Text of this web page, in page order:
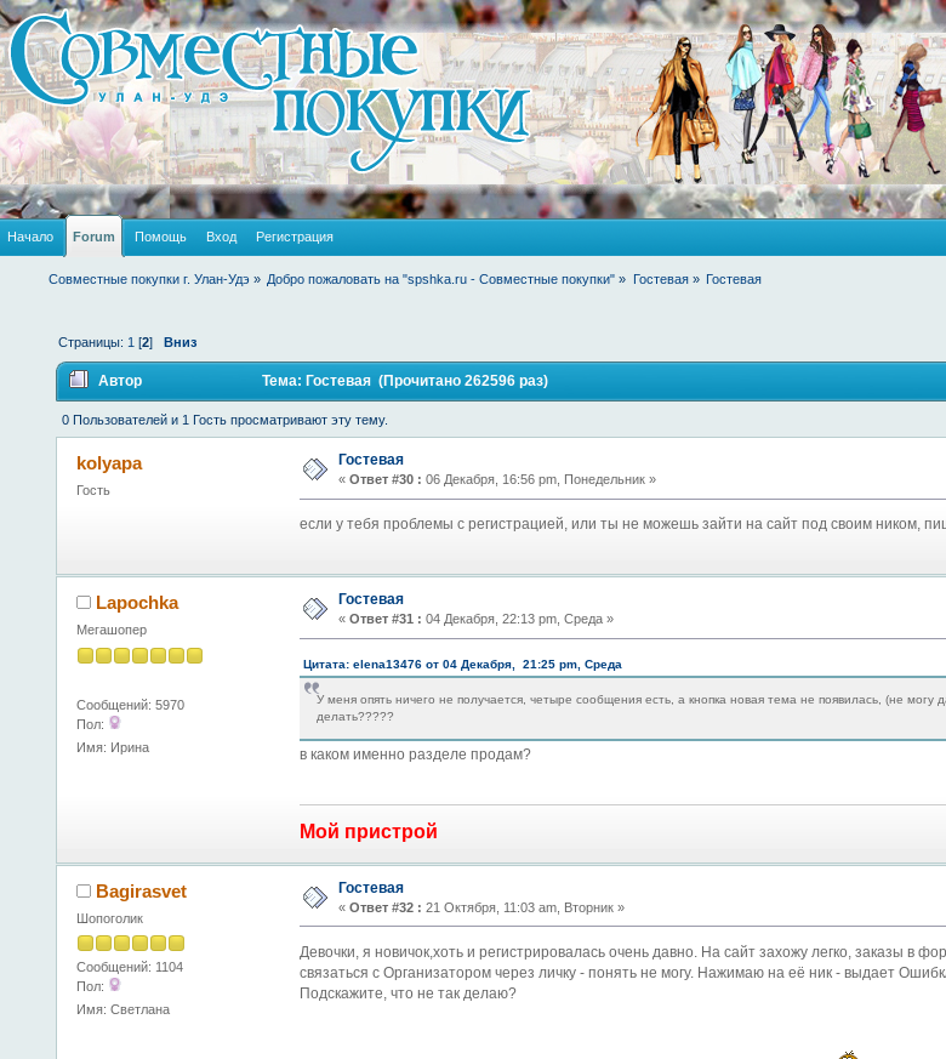
Начало Forum Помощь Вход Регистрация
Совместные покупки г. Улан-Удэ » Добро пожаловать на "spshka.ru - Совместные покупки" » Гостевая» Гостевая
Страницы: 1 [2]Вниз
Автор Тема: Гостевая (Прочитано 262596 раз)
0 Пользователей и 1 Гость просматривают эту тему.
kolyapa
Гость
Гостевая
« Ответ #30 : 06 Декабря, 16:56 pm, Понедельник »
если у тебя проблемы с регистрацией, или ты не можешь зайти на сайт под своим ником,
Lapochka
Мегашопер
Сообщений: 5970
Пол:
Имя: Ирина
Гостевая
« Ответ #31 : 04 Декабря, 22:13 pm, Среда »
Цитата: elena13476 от 04 Декабря, 21:25 pm, Среда
У меня опять ничего не получается, четыре сообщения есть, а кнопка новая тема не появилась, (не могу
делать?????
в каком именно разделе продам?
Мой пристрой
Bagirasvet
Шопоголик
Сообщений: 1104
Пол:
Имя: Светлана
Гостевая
« Ответ #32 : 21 Октября, 11:03 am, Вторник »
Девочки, я новичок,хоть и регистрировалась очень давно. На сайт захожу легко, заказы в
связаться с Организатором через личку - понять не могу. Нажимаю на её ник - выдает
Подскажите, что не так делаю?